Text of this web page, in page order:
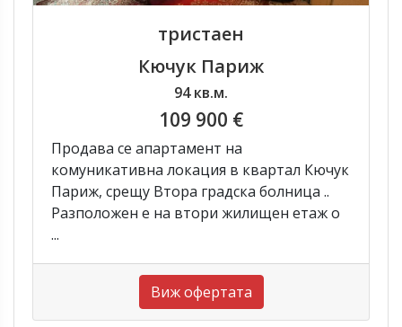
тристаен
Кючук Париж
94 кв.м.
109 900 €
Продава се апартамент на
комуникативна локация в квартал Кючук
Париж, срещу Втора градска болница ..
Разположен е на втори жилищен етаж о
...
Виж офертата